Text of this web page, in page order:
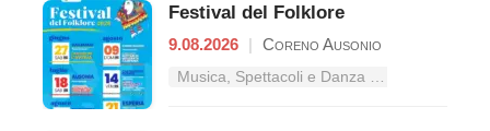
Festival del Folklore
9.08.2026 | Coreno Ausonio